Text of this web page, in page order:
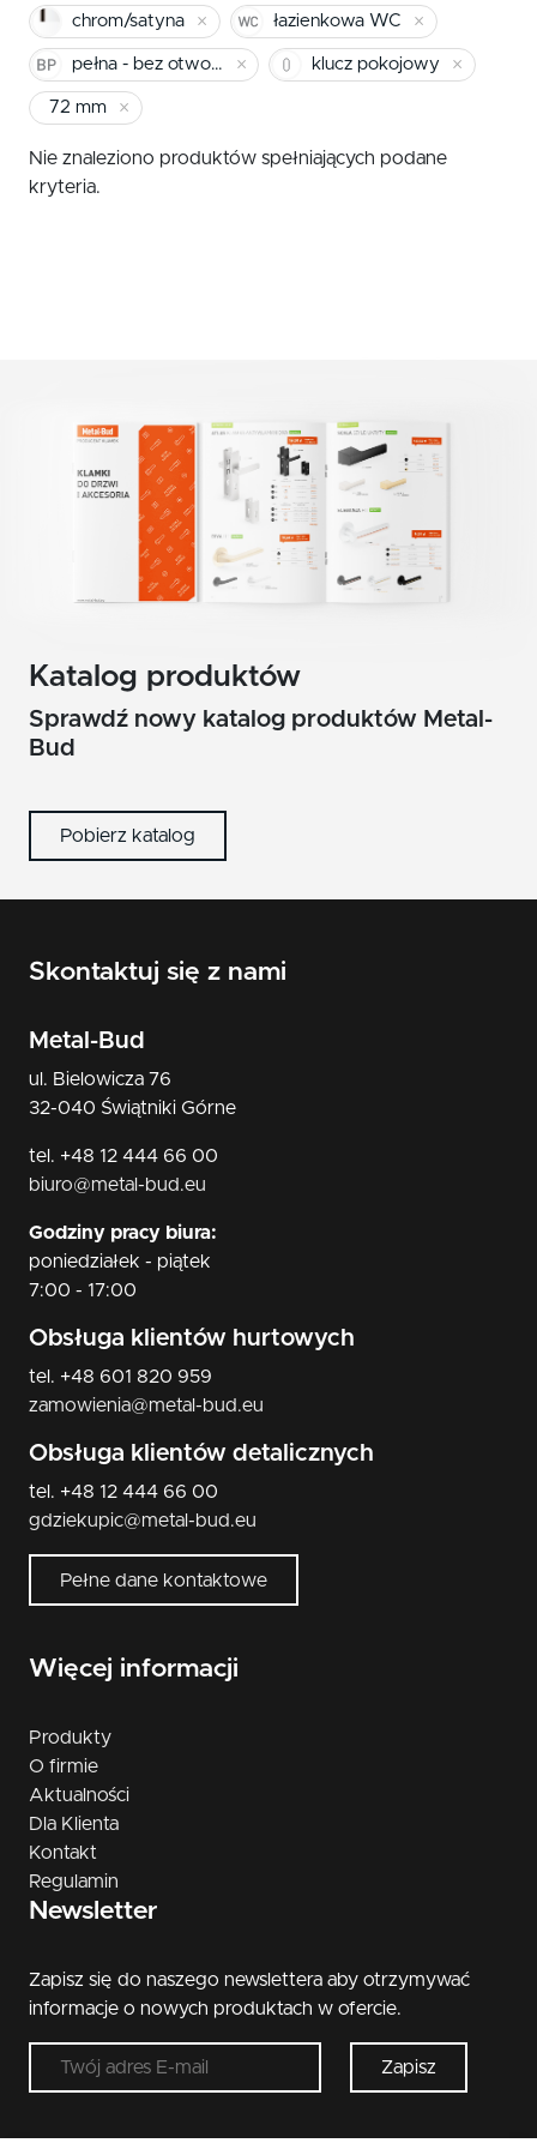
Klamki zewnętrzne
Gałki
Antaby
Wkładki do zamków
chrom/satyna
nikiel/satyna
patyna
wkładka
klucz pokojowy
chrom/satyna łazienkowa WC
pełna - bez otworu klucz pokojowy
72 mm
Nie znaleziono produktów spełniających podane
kryteria.
Katalog produktów
Sprawdź nowy katalog produktów Metal-
Bud
Pobierz katalog
Skontaktuj się z nami
Metal-Bud
ul. Bielowicza 76
32-040 Świątniki Górne
tel. +48 12 444 66 00
biuro@metal-bud.eu
Godziny pracy biura:
poniedziałek - piątek
7:00 - 17:00
Obsługa klientów hurtowych
tel. +48 601 820 959
zamowienia@metal-bud.eu
Obsługa klientów detalicznych
tel. +48 12 444 66 00
gdziekupic@metal-bud.eu
Pełne dane kontaktowe
Więcej informacji
Produkty
O firmie
Aktualności
Dla Klienta
Kontakt
Regulamin
Newsletter
Zapisz się do naszego newslettera aby otrzymywać
informacje o nowych produktach w ofercie.
Zapisz